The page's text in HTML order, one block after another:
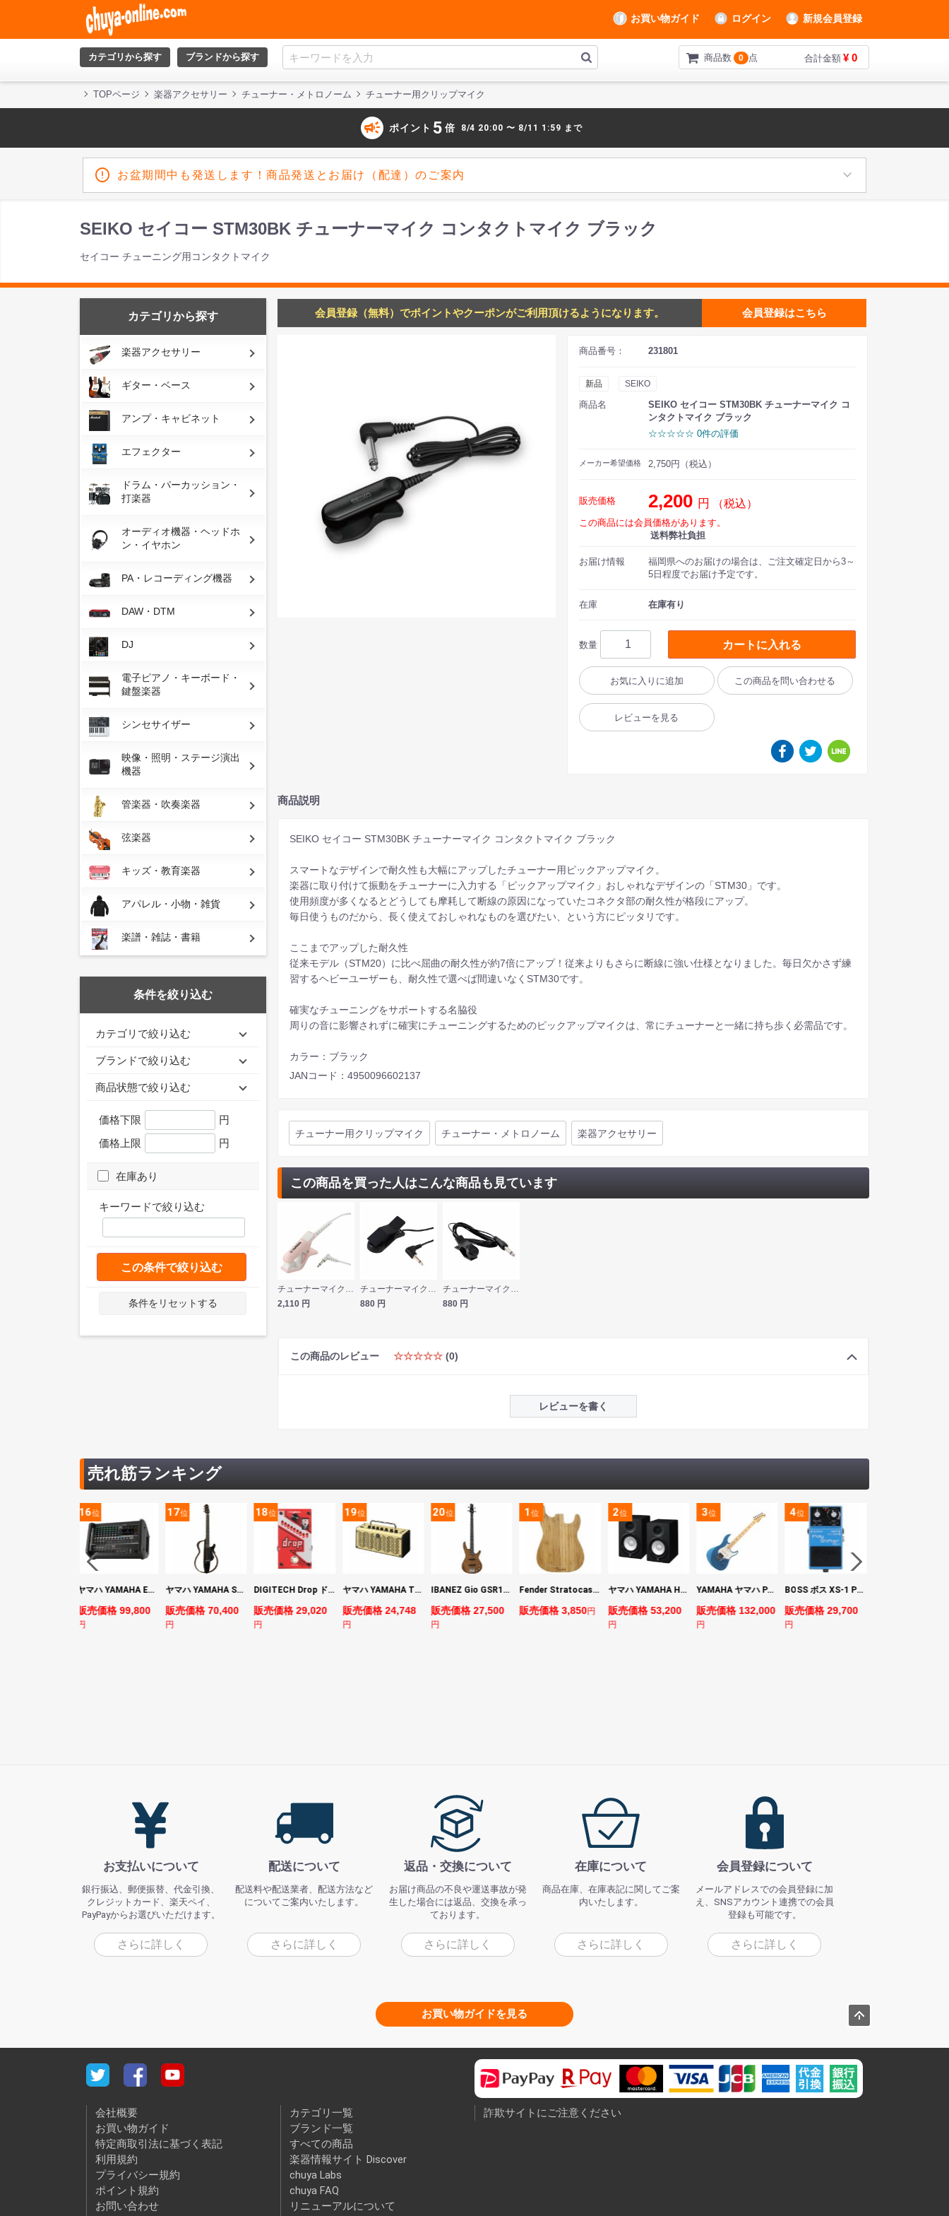
お買い物ガイド ログイン 新規会員登録
カテゴリから探す ブランドから探す 商品数 0 点 合計金額 ¥ 0
TOPページ 楽器アクセサリー チューナー・メトロノーム チューナー用クリップマイク
campaign ポイント 5 倍 8/4 20:00 〜 8/11 1:59 まで
お盆期間中も発送します！商品発送とお届け（配達）のご案内
SEIKO セイコー STM30BK チューナーマイク コンタクトマイク ブラック
セイコー チューニング用コンタクトマイク
カテゴリから探す
楽器アクセサリー
ギター・ベース
アンプ・キャビネット
エフェクター
ドラム・パーカッション・
打楽器
オーディオ機器・ヘッドホ
ン・イヤホン
PA・レコーディング機器
DAW・DTM
DJ
電子ピアノ・キーボード・
鍵盤楽器
シンセサイザー
映像・照明・ステージ演出
機器
管楽器・吹奏楽器
弦楽器
キッズ・教育楽器
アパレル・小物・雑貨
楽譜・雑誌・書籍
条件を絞り込む
カテゴリで絞り込む
ブランドで絞り込む
商品状態で絞り込む
価格下限
円
価格上限
円
在庫あり
キーワードで絞り込む
この条件で絞り込む
条件をリセットする
会員登録（無料）でポイントやクーポンがご利用頂けるようになります。 会員登録はこちら
商品番号： 231801
新品 SEIKO
商品名
SEIKO セイコー STM30BK チューナーマイク コ
ンタクトマイク ブラック
☆☆☆☆☆ 0件の評価
メーカー希望価格 2,750円（税込）
販売価格 2,200 円 （税込）
この商品には会員価格があります。
送料弊社負担
お届け情報
福岡県へのお届けの場合は、ご注文確定日から3～
5日程度でお届け予定です。
在庫 在庫有り
数量 カートに入れる
お気に入りに追加 この商品を問い合わせる
レビューを見る
商品説明
SEIKO セイコー STM30BK チューナーマイク コンタクトマイク ブラック
スマートなデザインで耐久性も大幅にアップしたチューナー用ピックアップマイク。
楽器に取り付けて振動をチューナーに入力する「ピックアップマイク」おしゃれなデザインの「STM30」です。
使用頻度が多くなるとどうしても摩耗して断線の原因になっていたコネクタ部の耐久性が格段にアップ。
毎日使うものだから、長く使えておしゃれなものを選びたい、という方にピッタリです。
ここまでアップした耐久性
従来モデル（STM20）に比べ屈曲の耐久性が約7倍にアップ！従来よりもさらに断線に強い仕様となりました。毎日欠かさず練
習するヘビーユーザーも、耐久性で選べば間違いなくSTM30です。
確実なチューニングをサポートする名脇役
周りの音に影響されずに確実にチューニングするためのピックアップマイクは、常にチューナーと一緒に持ち歩く必需品です。
カラー：ブラック
JANコード：4950096602137
チューナー用クリップマイク チューナー・メトロノーム 楽器アクセサリー
この商品を買った人はこんな商品も見ています
チューナーマイク ヤマハ YAMAHA TM-40PK チューナー用 コンタクトマイク クリップマイク ミニプラグ仕様 ピンク
2,110 円
チューナーマイク Flanger FA-01M チューナー用 コンタクトマイク クリップマイク ミニプラグ 3.5mmプラグ仕様
880 円
チューナーマイク Flanger FA-01 チューナー用 コンタクトマイク クリップマイク 標準フォンプラグ仕様
880 円
この商品のレビュー ☆☆☆☆☆ (0)
レビューを書く
売れ筋ランキング
16位
ヤマハ YAMAHA EMX7 12ch パワードミキサー
販売価格 99,800
円
17位
ヤマハ YAMAHA SLG200S TBL サイレントギター
販売価格 70,400
円
18位
DIGITECH Drop ドロップ・リチューニング・エフェクト
販売価格 29,020
円
19位
ヤマハ YAMAHA THR5 コンパクトギターアンプ 小型アンプ
販売価格 24,748
円
20位
IBANEZ Gio GSR180-LBF エレキベース
販売価格 27,500
円
1位
Fender Stratocaster Cutting Board カッティングボード（まな板）
販売価格 3,850円
2位
ヤマハ YAMAHA HS7 パワードスタジオモニタースピーカー×2本
販売価格 53,200
円
3位
YAMAHA ヤマハ PACS+12M SB Pacifica Standard Plus パシフィカスタンダードプラス エレキギター
販売価格 132,000
円
4位
BOSS ボス XS-1 Poly Shifter ギターエフェクター ピッチシフター
販売価格 29,700
円
お支払いについて
銀行振込、郵便振替、代金引換、
クレジットカード、楽天ペイ、
PayPayからお選びいただけます。
さらに詳しく
配送について
配送料や配送業者、配送方法など
についてご案内いたします。
さらに詳しく
返品・交換について
お届け商品の不良や運送事故が発
生した場合には返品、交換を承っ
ております。
さらに詳しく
在庫について
商品在庫、在庫表記に関してご案
内いたします。
さらに詳しく
会員登録について
メールアドレスでの会員登録に加
え、SNSアカウント連携での会員
登録も可能です。
さらに詳しく
お買い物ガイドを見る
会社概要
お買い物ガイド
特定商取引法に基づく表記
利用規約
プライバシー規約
ポイント規約
お問い合わせ
カテゴリ一覧
ブランド一覧
すべての商品
楽器情報サイト Discover
chuya Labs
chuya FAQ
リニューアルについて
詐欺サイトにご注意ください